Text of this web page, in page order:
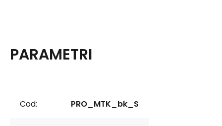
PARAMETRI
Cod: PRO_MTK_bk_S